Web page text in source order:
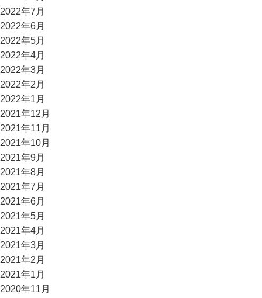
2022年7月
2022年6月
2022年5月
2022年4月
2022年3月
2022年2月
2022年1月
2021年12月
2021年11月
2021年10月
2021年9月
2021年8月
2021年7月
2021年6月
2021年5月
2021年4月
2021年3月
2021年2月
2021年1月
2020年11月